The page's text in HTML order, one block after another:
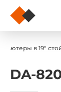
в 19"
DA-